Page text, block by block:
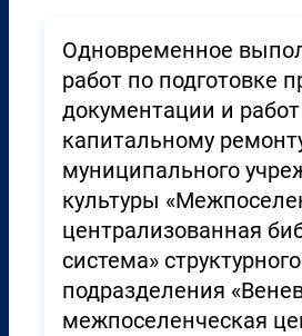
Одновременное
работ по подготовке
документации и
капитальному
муниципального
культуры
централизованная
система» структурного
подразделения
межпоселенческая